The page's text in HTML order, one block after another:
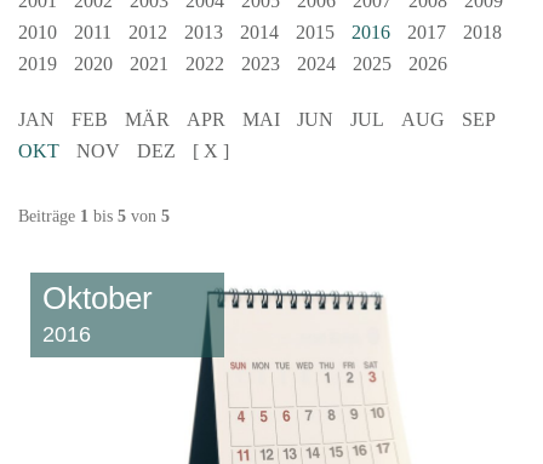
2010
2011 2012 2013 2014 2015 2016 2017
2018
2019
2020 2021 2022 2023 2024 2025 2026
JAN FEB MÄR APR MAI JUN JUL AUG
SEP
OKT
NOV DEZ [ X ]
Beiträge 1 bis 5 von 5
Oktober
2016